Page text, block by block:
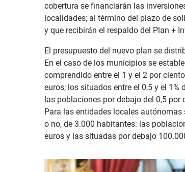
cobertura se financiarán las
localidades; al término del plazo de
y que recibirán el respaldo del Plan +
El presupuesto del nuevo plan se
En el caso de los municipios se
comprendido entre el 1 y el 2 por
euros; los situados entre el 0,5 y el
las poblaciones por debajo del 0,5
Para las entidades locales
o no, de 3.000 habitantes: las
euros y las situadas por debajo